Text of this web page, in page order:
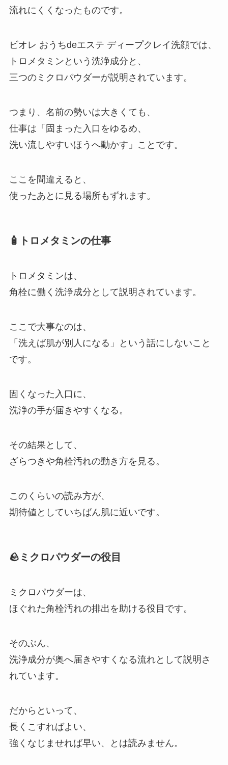
流れにくくなったものです。
ビオレ おうちdeエステ ディープクレイ洗顔では、
トロメタミンという洗浄成分と、
三つのミクロパウダーが説明されています。
つまり、名前の勢いは大きくても、
仕事は「固まった入口をゆるめ、
洗い流しやすいほうへ動かす」ことです。
ここを間違えると、
使ったあとに見る場所もずれます。
🧴トロメタミンの仕事
トロメタミンは、
角栓に働く洗浄成分として説明されています。
ここで大事なのは、
「洗えば肌が別人になる」という話にしないこと
です。
固くなった入口に、
洗浄の手が届きやすくなる。
その結果として、
ざらつきや角栓汚れの動き方を見る。
このくらいの読み方が、
期待値としていちばん肌に近いです。
🪨ミクロパウダーの役目
ミクロパウダーは、
ほぐれた角栓汚れの排出を助ける役目です。
そのぶん、
洗浄成分が奥へ届きやすくなる流れとして説明さ
れています。
だからといって、
長くこすればよい、
強くなじませれば早い、とは読みません。